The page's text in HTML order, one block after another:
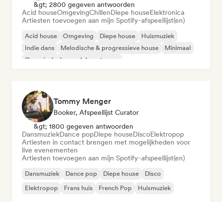
&gt; 2800 gegeven antwoorden
Acid houseOmgevingChillenDiepe houseElektronica
Artiesten toevoegen aan mijn Spotify-afspeellijst(en)
Acid house Omgeving Diepe house
Huismuziek
Indie dans
Melodische & progressieve house
Minimaal
Organische house / downtempo
Tommy Menger
Booker, Afspeellijst Curator
&gt; 1800 gegeven antwoorden
DansmuziekDance popDiepe houseDiscoElektropop
Artiesten in contact brengen met mogelijkheden voor
live evenementen
Artiesten toevoegen aan mijn Spotify-afspeellijst(en)
Dansmuziek Dance pop Diepe house
Disco
Elektropop
Frans huis French Pop Huismuziek